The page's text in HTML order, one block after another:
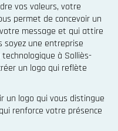
vos valeurs, votre
permet de concevoir un
message et qui attire
soyez une entreprise
à Solliès-
un logo qui reflète
un logo qui vous distingue
renforce votre présence